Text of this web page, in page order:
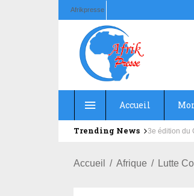
Afrikpresse
Accueil
Trending News 3e édition
Education :
Accueil Afrique Lutte